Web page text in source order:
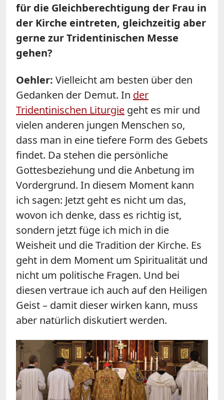
für die Gleichberechtigung der Frau in
der Kirche eintreten, gleichzeitig aber
gerne zur Tridentinischen Messe
gehen?
Oehler: Vielleicht am besten über den
Gedanken der Demut. In der
Tridentinischen Liturgie geht es mir und
vielen anderen jungen Menschen so,
dass man in eine tiefere Form des Gebets
findet. Da stehen die persönliche
Gottesbeziehung und die Anbetung im
Vordergrund. In diesem Moment kann
ich sagen: Jetzt geht es nicht um das,
wovon ich denke, dass es richtig ist,
sondern jetzt füge ich mich in die
Weisheit und die Tradition der Kirche. Es
geht in dem Moment um Spiritualität und
nicht um politische Fragen. Und bei
diesen vertraue ich auch auf den Heiligen
Geist – damit dieser wirken kann, muss
aber natürlich diskutiert werden.